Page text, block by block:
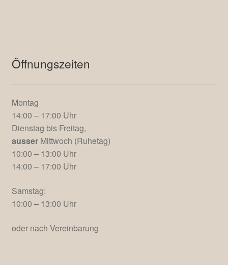
Öffnungszeiten
Montag
14:00 – 17:00 Uhr
Dienstag bis Freitag,
ausserMittwoch (Ruhetag)
10:00 – 13:00 Uhr
14:00 – 17:00 Uhr
Samstag:
10:00 – 13:00 Uhr
oder nach Vereinbarung